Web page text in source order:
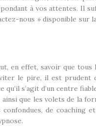
à vos attentes. Il
nous » disponible
en effet, savoir que
le pire, il est
s’agit d’un centre
que les volets de la
de coaching